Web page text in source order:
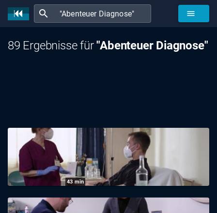
search menu
89 Ergebnisse für"Abenteuer Diagnose"
43 min
Abenteuer Diagnose